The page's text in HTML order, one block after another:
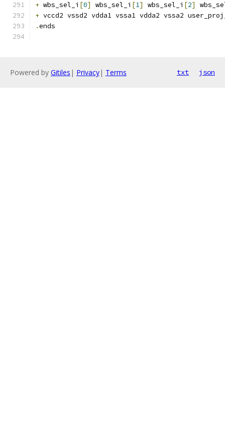
+ wbs_sel_i [0] wbs_sel_i [1] wbs_sel_i [2]
+ vccd2 vssd2 vdda1 vssa1 vdda2 vssa2
.ends
Powered by Gitiles | Privacy| Terms txt json